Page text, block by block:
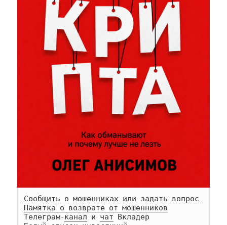
Сообщить о мошенниках или задать вопрос
Памятка о возврате от мошенников
Телеграм-канал и чат